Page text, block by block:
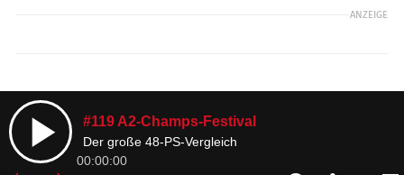
ANZEIGE